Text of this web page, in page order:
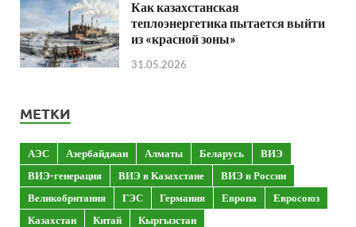
Как казахстанская
теплоэнергетика пытается выйти
из «красной зоны»
31.05.2026
МЕТКИ
АЭС Азербайджан Алматы Беларусь
ВИЭ
ВИЭ-генерация
ВИЭ в Казахстане
ВИЭ в России
Великобритания
ГЭС Германия Европа
Евросоюз
Казахстан
Китай
Кыргызстан